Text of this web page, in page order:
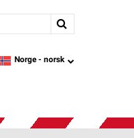
language
Norge - norsk